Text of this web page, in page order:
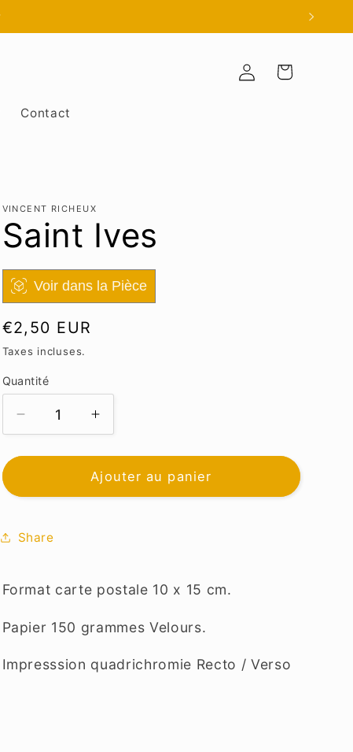
Contact
ConnexionPanier
VINCENT RICHEUX
Saint Ives
Voir dans la Pièce
Prix
habituel
€2,50 EUR
Taxes incluses.
Quantité
Réduire
la
quantité
Saint
Augmenter
la
quantité
de
Saint
Ajouter au panier
Share
Format carte postale 10 x 15 cm.
Papier 150 grammes Velours.
Impresssion quadrichromie Recto / Verso